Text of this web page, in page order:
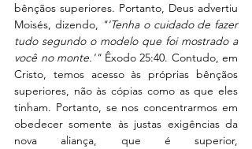
bênçãos superiores. Portanto, Deus advertiu
Moisés, dizendo, "'Tenha o cuidado de fazer
tudo segundo o modelo que foi mostrado a
você no monte.'" Êxodo 25:40. Contudo, em
Cristo, temos acesso às próprias bênçãos
superiores, não às cópias como as que eles
tinham. Portanto, se nos concentrarmos em
obedecer somente às justas exigências da
nova aliança, que é superior,